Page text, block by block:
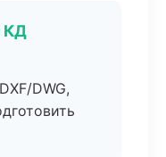
КД
DWG,